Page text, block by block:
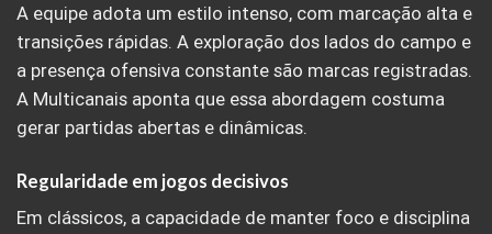
A equipe adota um estilo intenso, com marcação alta e
transições rápidas. A exploração dos lados do campo e
a presença ofensiva constante são marcas registradas.
A Multicanais aponta que essa abordagem costuma
gerar partidas abertas e dinâmicas.
Regularidade em jogos decisivos
Em clássicos, a capacidade de manter foco e disciplina